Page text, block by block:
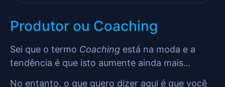
Produtor ou Coaching
Sei que o termo Coaching está na moda e a
tendência é que isto aumente ainda mais…
No entanto, o que quero dizer aqui é que você